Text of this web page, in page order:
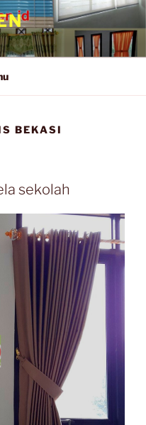
BEKASI
sekolah